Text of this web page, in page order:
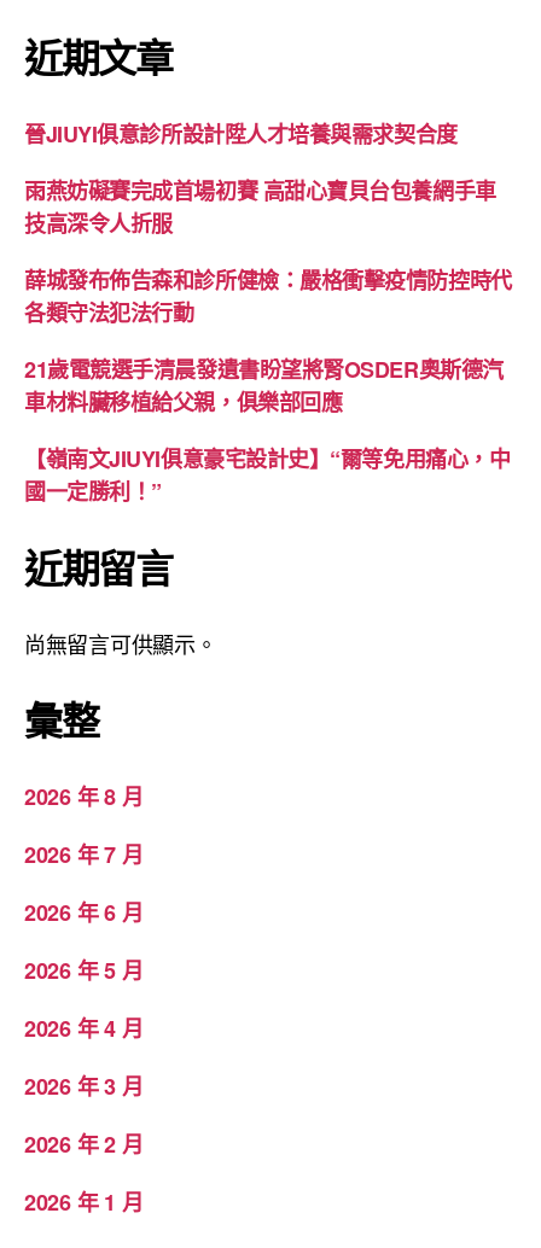
近期文章
晉JIUYI俱意診所設計陞人才培養與需求契合度
雨燕妨礙賽完成首場初賽 高甜心寶貝台包養網手車
技高深令人折服
薛城發布佈告森和診所健檢：嚴格衝擊疫情防控時代
各類守法犯法行動
21歲電競選手清晨發遺書盼望將腎OSDER奧斯德汽
車材料臟移植給父親，俱樂部回應
【嶺南文JIUYI俱意豪宅設計史】“爾等免用痛心，中
國一定勝利！”
近期留言
尚無留言可供顯示。
彙整
2026 年 8 月
2026 年 7 月
2026 年 6 月
2026 年 5 月
2026 年 4 月
2026 年 3 月
2026 年 2 月
2026 年 1 月